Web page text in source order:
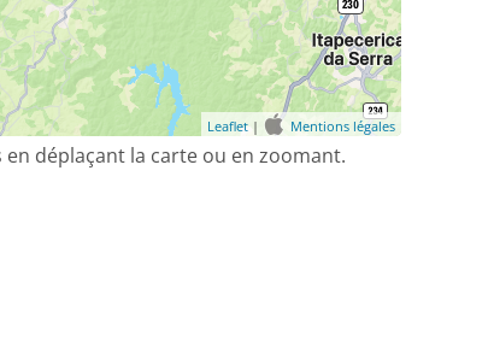
Leaflet | Mentions légales
déplaçant la carte ou en zoomant.